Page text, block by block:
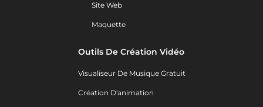
Site Web
Maquette
Outils De Création Vidéo
Visualiseur De Musique Gratuit
Création D'animation